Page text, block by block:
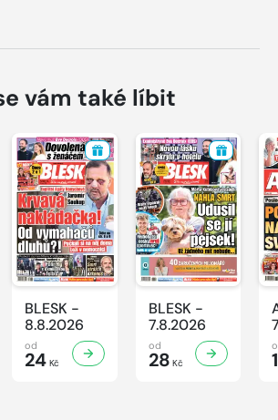
vám také líbit
BLESK -
8.8.2026
od
24Kč
BLESK -
7.8.2026
od
28 Kč